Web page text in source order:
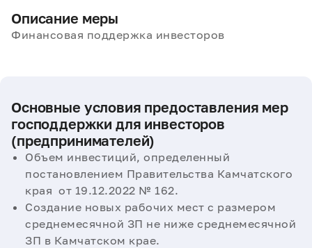
Описание меры
Финансовая поддержка инвесторов
Основные условия предоставления мер
господдержки для инвесторов
(предпринимателей)
Объем инвестиций, определенный
постановлением Правительства Камчатского
края от 19.12.2022 № 162.
Создание новых рабочих мест с размером
среднемесячной ЗП не ниже среднемесячной
ЗП в Камчатском крае.